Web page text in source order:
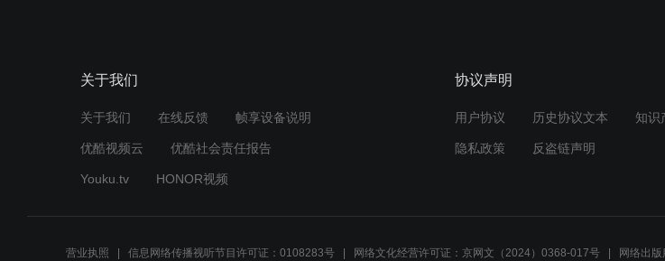
关于我们
关于我们 在线反馈 帧享设备说明
优酷视频云 优酷社会责任报告
Youku.tv HONOR视频
协议声明
用户协议 历史协议文本 知识
隐私政策 反盗链声明
营业执照 信息网络传播视听节目许可证：0108283号 网络文化经营许可证：京网文（2024）0368-017号 网络出